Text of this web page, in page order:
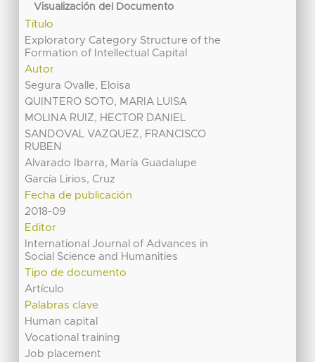
Visualización del Documento
Título
Exploratory Category Structure of the
Formation of Intellectual Capital
Autor
Segura Ovalle, Eloisa
QUINTERO SOTO, MARIA LUISA
MOLINA RUIZ, HECTOR DANIEL
SANDOVAL VAZQUEZ, FRANCISCO
RUBEN
Alvarado Ibarra, María Guadalupe
García Lirios, Cruz
Fecha de publicación
2018-09
Editor
International Journal of Advances in
Social Science and Humanities
Tipo de documento
Artículo
Palabras clave
Human capital
Vocational training
Job placement